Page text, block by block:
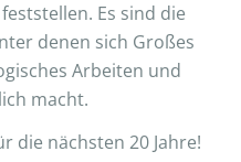
Es sind die
denen sich Großes
Arbeiten und
macht.
die nächsten 20 Jahre!